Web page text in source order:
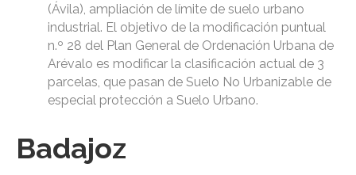
(Ávila), ampliación de límite de suelo urbano
industrial. El objetivo de la modificación puntual
n.º 28 del Plan General de Ordenación Urbana de
Arévalo es modificar la clasificación actual de 3
parcelas, que pasan de Suelo No Urbanizable de
especial protección a Suelo Urbano.
Badajoz